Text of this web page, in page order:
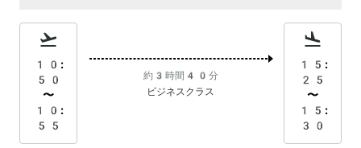
10:
50
〜
10:
55
約3時間40分
ビジネスクラス
15:
25
〜
15:
30